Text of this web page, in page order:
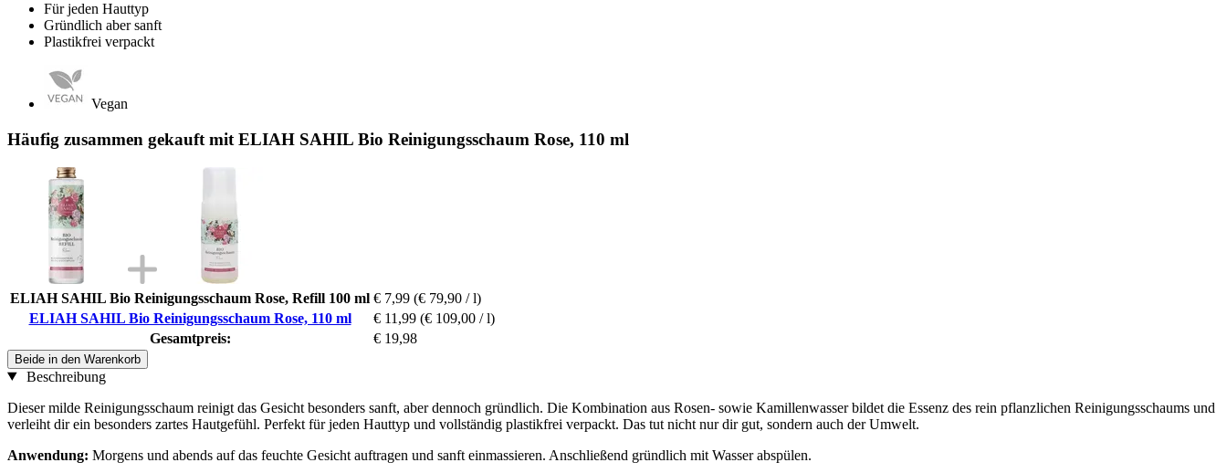
Für jeden Hauttyp
Gründlich aber sanft
Plastikfrei verpackt
Vegan
Häufig zusammen gekauft mit ELIAH SAHIL Bio Reinigungsschaum Rose, 110 ml
ELIAH SAHIL Bio Reinigungsschaum Rose, Refill 100 ml € 7,99 (€ 79,90 / l)
ELIAH SAHIL Bio Reinigungsschaum Rose, 110 ml
€ 11,99 (€ 109,00 / l)
Gesamtpreis:
€ 19,98
Beide in den Warenkorb
Beschreibung
Dieser milde Reinigungsschaum reinigt das Gesicht besonders sanft, aber dennoch gründlich. Die Kombination aus Rosen- sowie Kamillenwasser bildet die Essenz des rein pflanzlichen Reinigungsschaums und
verleiht dir ein besonders zartes Hautgefühl. Perfekt für jeden Hauttyp und vollständig plastikfrei verpackt. Das tut nicht nur dir gut, sondern auch der Umwelt.
Anwendung: Morgens und abends auf das feuchte Gesicht auftragen und sanft einmassieren. Anschließend gründlich mit Wasser abspülen.